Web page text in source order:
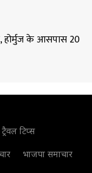
होर्मुज के आसपास 20
ट्रैवल टिप्स
भाजपा समाचार